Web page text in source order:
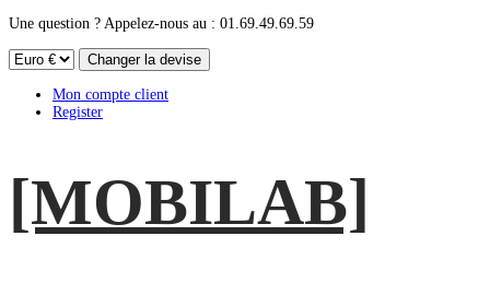
Une question ? Appelez-nous au : 01.69.49.69.59
Mon compte client
Register
[MOBILAB]